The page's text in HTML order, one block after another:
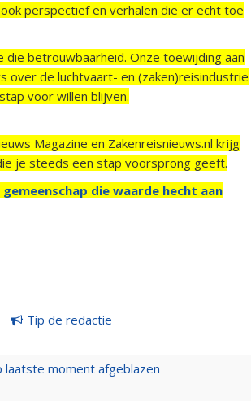
perspectief en verhalen die er echt toe
betrouwbaarheid. Onze toewijding aan
over de luchtvaart- en (zaken)reisindustrie
voor willen blijven.
Magazine en Zakenreisnieuws.nl krijg
je steeds een stap voorsprong geeft.
die waarde hecht aan
Tip de redactie
laatste moment afgeblazen